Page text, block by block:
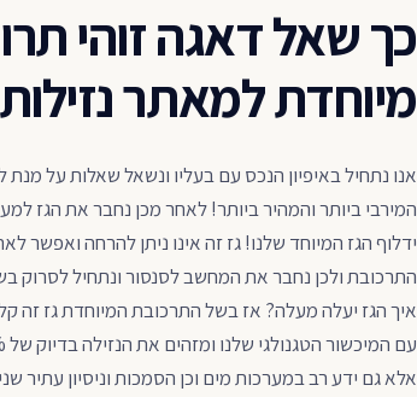
כך שאל דאגה זוהי
מיוחדת למאתר
אנו נתחיל באיפיון הנכס עם בעליו ונשאל שאלות על
המירבי ביותר והמהיר ביותר! לאחר מכן נחבר את הגז
ידלוף הגז המיוחד שלנו! גז זה אינו ניתן להרחה
התרכובת ולכן נחבר את המחשב לסנסור ונתחיל לסרוק
איך הגז יעלה מעלה? אז בשל התרכובת המיוחדת גז זה
אלא גם ידע רב במערכות מים וכן הסמכות וניסיון עתיר